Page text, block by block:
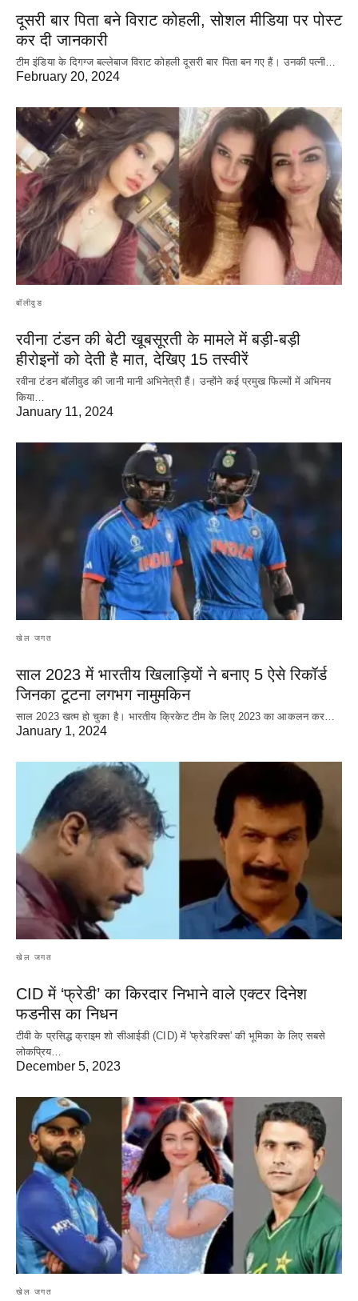
दूसरी बार‌ पिता बने विराट कोहली, सोशल मीडिया पर पोस्ट
कर दी‌ जानकारी
टीम इंडिया के दिगग्ज बल्लेबाज विराट कोहली दूसरी बार पिता बन गए हैं। उनकी पत्नी…
February 20, 2024
बॉलीवुड
रवीना टंडन की बेटी खूबसूरती के मामले में बड़ी-बड़ी
हीरोइनों को देती है मात, देखिए 15 तस्वीरें
रवीना टंडन बॉलीवुड की जानी मानी अभिनेत्री हैं। उन्होंने कई प्रमुख फिल्मों में अभिनय
किया…
January 11, 2024
खेल जगत
साल 2023 में भारतीय खिलाड़ियों ने बनाए 5 ऐसे रिकॉर्ड
जिनका टूटना लगभग नामुमकिन
साल 2023 खत्म हो चुका है। भारतीय क्रिकेट‌ टीम के लिए 2023 का आकलन कर…
January 1, 2024
खेल जगत
CID में ‘फ्रेडी’ का किरदार निभाने वाले एक्टर दिनेश
फडनीस का निधन
टीवी के प्रसिद्ध क्राइम शो सीआईडी (CID) में 'फ्रेडरिक्स' की भूमिका के लिए सबसे
लोकप्रिय…
December 5, 2023
खेल जगत